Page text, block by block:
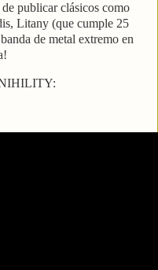
publicar clásicos como
Litany (que cumple 25
de metal extremo en